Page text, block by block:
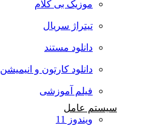
موزیک بی کلام
تیتراژ سریال
دانلود مستند
دانلود کارتون و انیمیشن
فیلم آموزشی
سیستم عامل
ویندوز 11